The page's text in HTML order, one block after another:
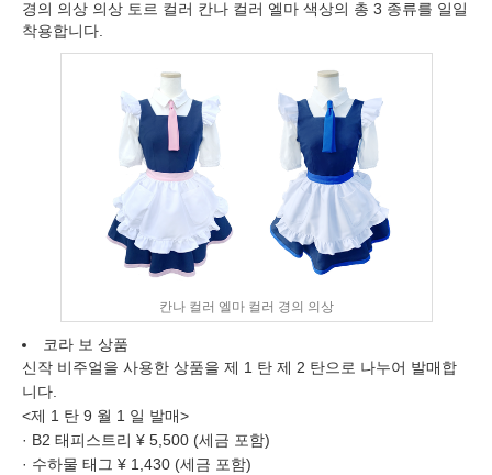
경의 의상 의상 토르 컬러 칸나 컬러 엘마 색상의 총 3 종류를 일일
착용합니다.
칸나 컬러 엘마 컬러 경의 의상
코라 보 상품
신작 비주얼을 사용한 상품을 제 1 탄 제 2 탄으로 나누어 발매합
니다.
<제 1 탄 9 월 1 일 발매>
· B2 태피스트리 ¥ 5,500 (세금 포함)
· 수하물 태그 ¥ 1,430 (세금 포함)